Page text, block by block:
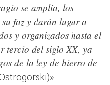
se amplía, los
faz y darán lugar a
y organizados hasta el
tercio del siglo XX, ya
de la ley de hierro de